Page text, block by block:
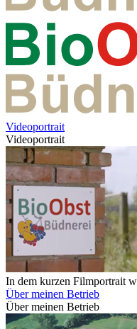
Videoportrait
Videoportrait
In dem kurzen Filmportrait
Über meinen Betrieb
Über meinen Betrieb